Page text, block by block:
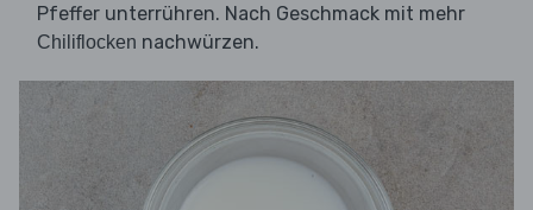
Pfeffer unterrühren. Nach Geschmack mit mehr
Chiliflocken nachwürzen.